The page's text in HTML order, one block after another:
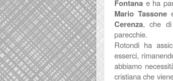
Fontana e ha
Mario Tassone
Cerenza, che di
parecchie.
Rotondi ha
esserci,
abbiamo
cristiana che